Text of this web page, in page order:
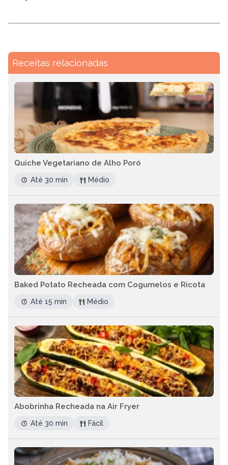
Receitas relacionadas
Quiche Vegetariano de Alho Poró
Até 30 min Médio
Baked Potato Recheada com Cogumelos e Ricota
Até 15 min Médio
Abobrinha Recheada na Air Fryer
Até 30 min Fácil